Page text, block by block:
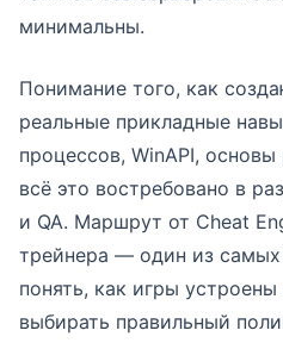
минимальны.
Понимание того, как
реальные прикладные
процессов, WinAPI,
всё это востребовано в
и QA. Маршрут от Cheat
трейнера — один из самых
понять, как игры
выбирать правильный